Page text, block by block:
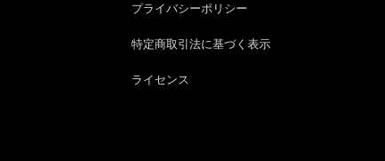
プライバシーポリシー
特定商取引法に基づく表示
ライセンス